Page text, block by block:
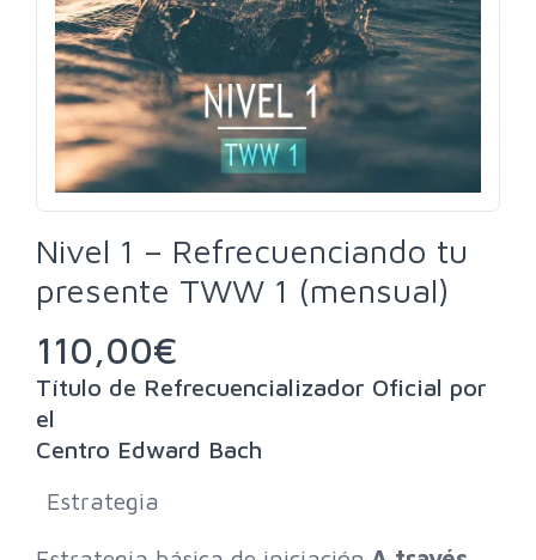
Nivel 1 – Refrecuenciando tu
presente TWW 1 (mensual)
110,00€
Título de Refrecuencializador Oficial por
el
Centro Edward Bach
Estrategia